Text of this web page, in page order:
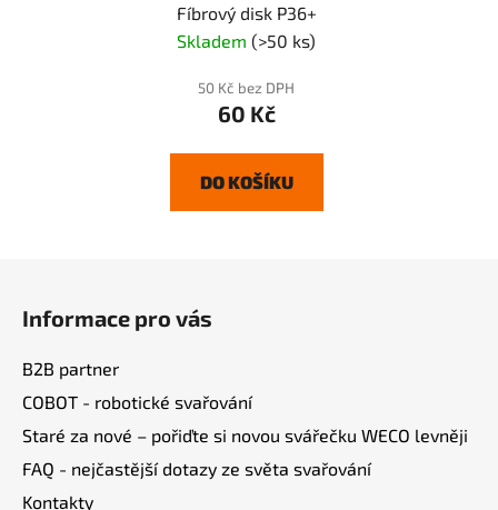
Fíbrový disk P36+
Skladem (>50 ks)
50 Kč bez DPH
60 Kč
DO KOŠÍKU
Informace pro vás
B2B partner
COBOT - robotické svařování
Staré za nové – pořiďte si novou svářečku WECO levněji
FAQ - nejčastější dotazy ze světa svařování
Kontakty